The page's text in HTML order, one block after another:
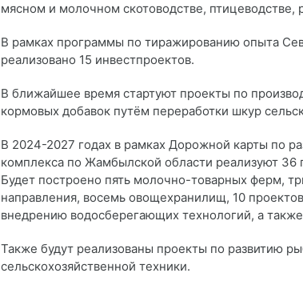
мясном и молочном скотоводстве, птицеводстве,
​В рамках программы по тиражированию опыта
реализовано 15 инвестпроектов.
​В ближайшее время стартуют проекты по
кормовых добавок путём переработки шкур
​В 2024-2027 годах в рамках Дорожной карты по
комплекса по Жамбылской области реализуют 36
Будет построено пять молочно-товарных ферм,
направления, восемь овощехранилищ, 10
внедрению водосберегающих технологий, а
​Также будут реализованы проекты по развитию
сельскохозяйственной техники.